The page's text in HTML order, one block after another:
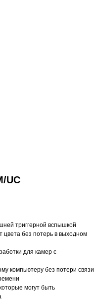
UC
триггерной вспышкой
цвета без потерь в выходном
для камер с
компьютеру без потери связи
могут быть